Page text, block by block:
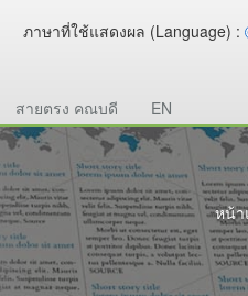
ภาษาที่ใช้แสดงผล (Language) :
สายตรง คณบดี EN
หน้า